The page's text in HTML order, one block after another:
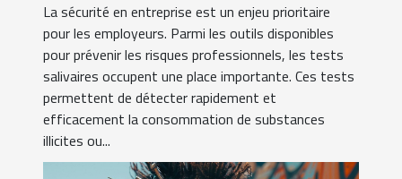
La sécurité en entreprise est un enjeu prioritaire
pour les employeurs. Parmi les outils disponibles
pour prévenir les risques professionnels, les tests
salivaires occupent une place importante. Ces tests
permettent de détecter rapidement et
efficacement la consommation de substances
illicites ou...